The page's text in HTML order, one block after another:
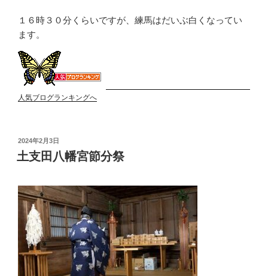
１６時３０分くらいですが、練馬はだいぶ白くなってい
ます。
人気ブログランキングへ
投
稿
日:
2024年2月3日
土支田八幡宮節分祭